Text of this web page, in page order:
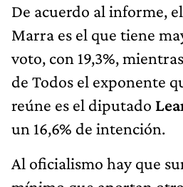
De acuerdo al informe,
Marra es el que tiene
voto, con 19,3%,
de Todos el exponente
reúne es el diputado
un 16,6% de intención.
Al oficialismo hay que